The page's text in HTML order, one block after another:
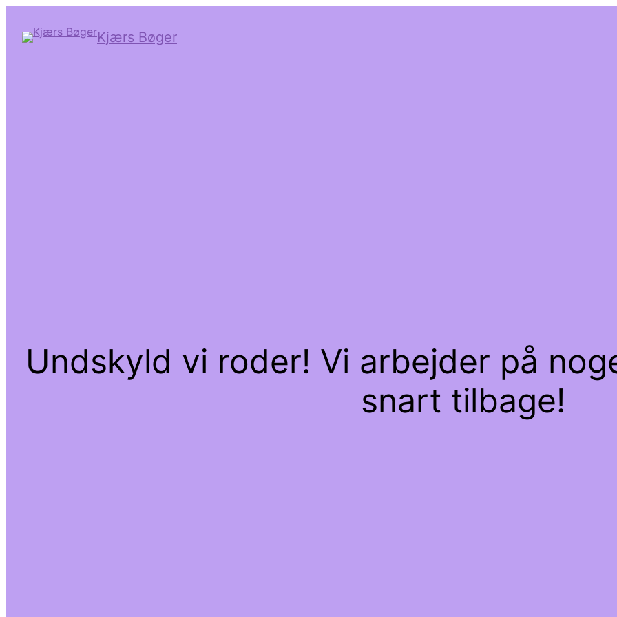
Kjærs Bøger
Undskyld vi roder! Vi arbejder på
snart tilbage!